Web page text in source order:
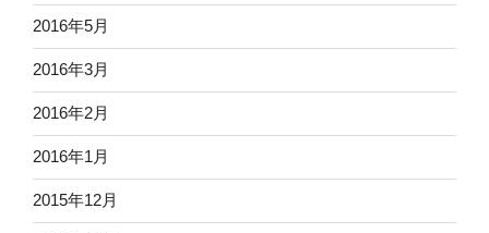
2016年5月
2016年3月
2016年2月
2016年1月
2015年12月